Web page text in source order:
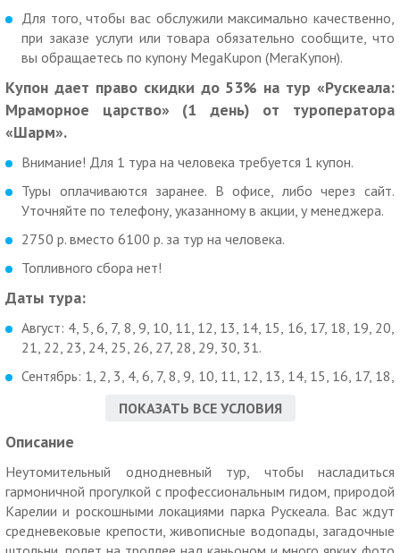
Для того, чтобы вас обслужили максимально качественно,
при заказе услуги или товара обязательно сообщите, что
вы обращаетесь по купону MegaKupon (МегаКупон).
Купон дает право скидки до 53% на тур «Рускеала:
Мраморное царство» (1 день) от туроператора
«Шарм».
Внимание! Для 1 тура на человека требуется 1 купон.
Туры оплачиваются заранее. В офисе, либо через сайт.
Уточняйте по телефону, указанному в акции, у менеджера.
2750 р. вместо 6100 р. за тур на человека.
Топливного сбора нет!
Даты тура:
Август: 4, 5, 6, 7, 8, 9, 10, 11, 12, 13, 14, 15, 16, 17, 18, 19, 20,
21, 22, 23, 24, 25, 26, 27, 28, 29, 30, 31.
Сентябрь: 1, 2, 3, 4, 6, 7, 8, 9, 10, 11, 12, 13, 14, 15, 16, 17, 18,
Чем особенно хорош этот тур:
Преимущества:
— это неутомительный и недорогой автобусный тур, в
котором вы увидите и исторические, и природные объекты.
— крепость Корела— колоритная, средневековая, хранящая
ПОКАЗАТЬ ВСЕ УСЛОВИЯ
Описание
Неутомительный однодневный тур, чтобы насладиться
гармоничной прогулкой с профессиональным гидом, природой
Карелии и роскошными локациями парка Рускеала. Вас ждут
средневековые крепости, живописные водопады, загадочные